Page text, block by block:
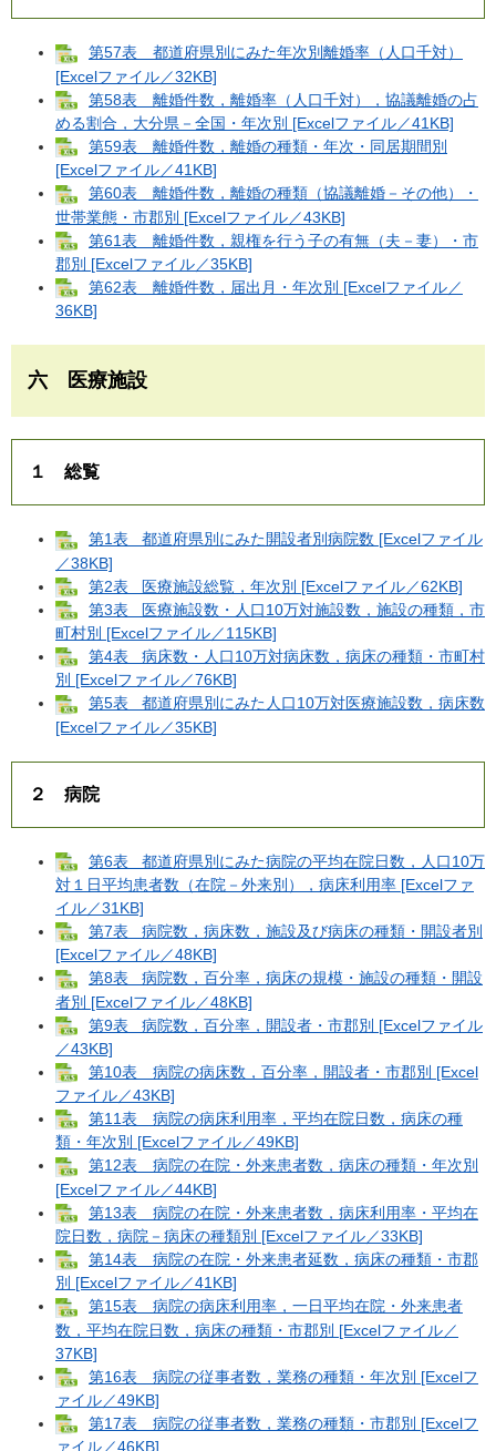
第57表 都道府県別にみた年次別離婚率（人口千対）
[Excelファイル／32KB]
第58表 離婚件数，離婚率（人口千対），協議離婚の占
める割合，大分県－全国・年次別 [Excelファイル／41KB]
第59表 離婚件数，離婚の種類・年次・同居期間別
[Excelファイル／41KB]
第60表 離婚件数，離婚の種類（協議離婚－その他）・
世帯業態・市郡別 [Excelファイル／43KB]
第61表 離婚件数，親権を行う子の有無（夫－妻）・市
郡別 [Excelファイル／35KB]
第62表 離婚件数，届出月・年次別 [Excelファイル／
36KB]
六 医療施設
１ 総覧
第1表 都道府県別にみた開設者別病院数 [Excelファイル
／38KB]
第2表 医療施設総覧，年次別 [Excelファイル／62KB]
第3表 医療施設数・人口10万対施設数，施設の種類，市
町村別 [Excelファイル／115KB]
第4表 病床数・人口10万対病床数，病床の種類・市町村
別 [Excelファイル／76KB]
第5表 都道府県別にみた人口10万対医療施設数，病床数
[Excelファイル／35KB]
２ 病院
第6表 都道府県別にみた病院の平均在院日数，人口10万
対１日平均患者数（在院－外来別），病床利用率 [Excelファ
イル／31KB]
第7表 病院数，病床数，施設及び病床の種類・開設者別
[Excelファイル／48KB]
第8表 病院数，百分率，病床の規模・施設の種類・開設
者別 [Excelファイル／48KB]
第9表 病院数，百分率，開設者・市郡別 [Excelファイル
／43KB]
第10表 病院の病床数，百分率，開設者・市郡別 [Excel
ファイル／43KB]
第11表 病院の病床利用率，平均在院日数，病床の種
類・年次別 [Excelファイル／49KB]
第12表 病院の在院・外来患者数，病床の種類・年次別
[Excelファイル／44KB]
第13表 病院の在院・外来患者数，病床利用率・平均在
院日数，病院－病床の種類別 [Excelファイル／33KB]
第14表 病院の在院・外来患者延数，病床の種類・市郡
別 [Excelファイル／41KB]
第15表 病院の病床利用率，一日平均在院・外来患者
数，平均在院日数，病床の種類・市郡別 [Excelファイル／
37KB]
第16表 病院の従事者数，業務の種類・年次別 [Excelフ
ァイル／49KB]
第17表 病院の従事者数，業務の種類・市郡別 [Excelフ
ァイル／46KB]